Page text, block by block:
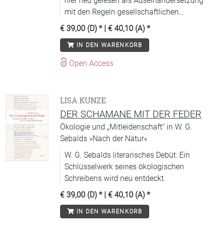
mit den Regeln gesellschaftlichen
Zusammenlebens.
€ 39,00 (D) * | € 40,10 (A) *
IN DEN WARENKORB
Open Access
LISA KUNZE
DER SCHAMANE MIT DER FEDER
Ökologie und „Mitleidenschaft“ in W. G.
Sebalds »Nach der Natur«
W. G. Sebalds literarisches Debüt: Ein
Schlüsselwerk seines ökologischen
Schreibens wird neu entdeckt.
€ 39,00 (D) * | € 40,10 (A) *
IN DEN WARENKORB